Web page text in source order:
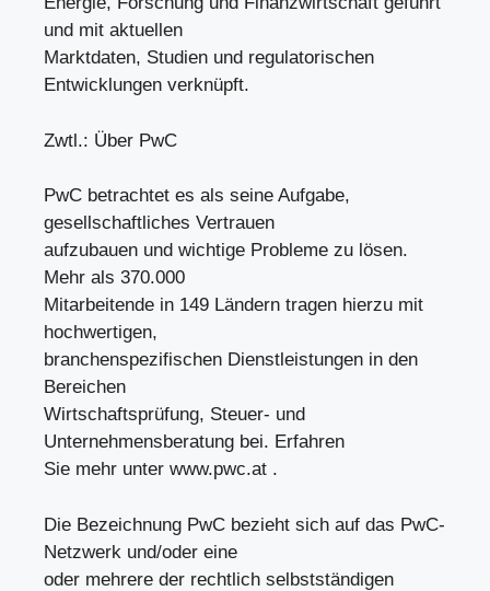
und mit aktuellen
Marktdaten, Studien und regulatorischen
Entwicklungen verknüpft.
Zwtl.: Über PwC
PwC betrachtet es als seine Aufgabe,
gesellschaftliches Vertrauen
aufzubauen und wichtige Probleme zu lösen.
Mehr als 370.000
Mitarbeitende in 149 Ländern tragen hierzu mit
hochwertigen,
branchenspezifischen Dienstleistungen in den
Bereichen
Wirtschaftsprüfung, Steuer- und
Unternehmensberatung bei. Erfahren
Sie mehr unter www.pwc.at .
Die Bezeichnung PwC bezieht sich auf das PwC-
Netzwerk und/oder eine
oder mehrere der rechtlich selbstständigen